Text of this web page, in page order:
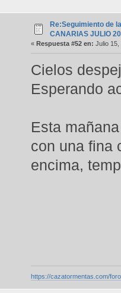
Re:Seguimiento de
CANARIAS JULIO
« Respuesta #52 en: Julio 15,
Cielos
Esperando
Esta
con una fina
encima,
https://cazatormentas.com/